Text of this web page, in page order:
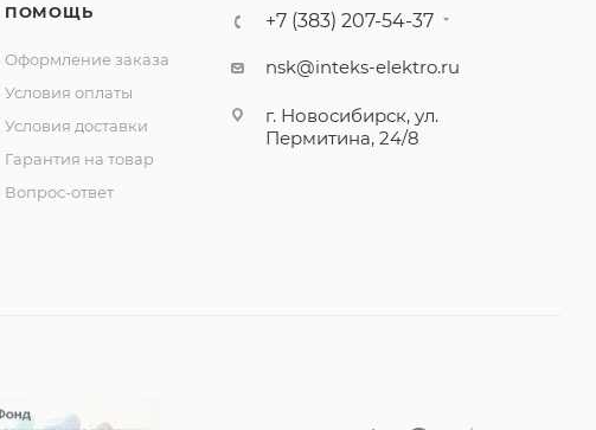
ПОМОЩЬ
Оформление заказа
Условия оплаты
Условия доставки
Гарантия на товар
Вопрос-ответ
+7 (383) 207-54-37
nsk@inteks-elektro.ru
г. Новосибирск, ул.
Пермитина, 24/8